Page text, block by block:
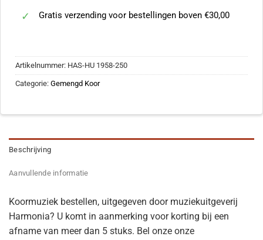
Gratis verzending voor bestellingen boven €30,00
Artikelnummer: HAS-HU 1958-250
Categorie: Gemengd Koor
Beschrijving
Aanvullende informatie
Koormuziek bestellen, uitgegeven door muziekuitgeverij
Harmonia? U komt in aanmerking voor korting bij een
afname van meer dan 5 stuks. Bel onze onze